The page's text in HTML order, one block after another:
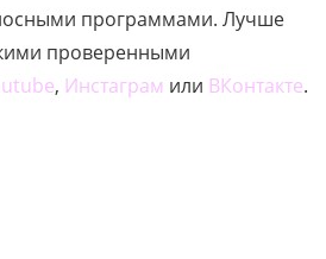
программами. Лучше
проверенными
, Инстаграм или ВКонтакте.